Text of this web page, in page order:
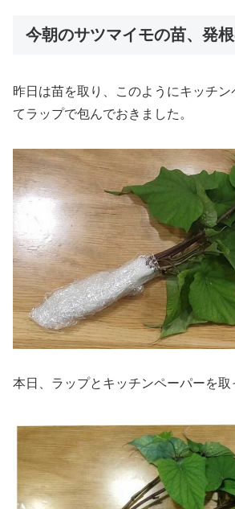
今朝のサツマイモの苗、発
昨日は苗を取り、このようにキッチ
てラップで包んでおきました。
本日、ラップとキッチンペーパーを取